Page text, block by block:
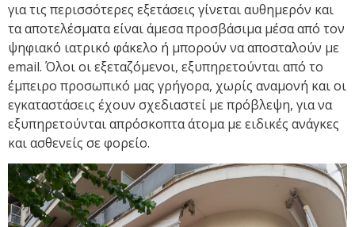
για τις περισσότερες εξετάσεις γίνεται αυθημερόν και
τα αποτελέσματα είναι άμεσα προσβάσιμα μέσα από τον
ψηφιακό ιατρικό φάκελο ή μπορούν να αποσταλούν με
email. Όλοι οι εξεταζόμενοι, εξυπηρετούνται από το
έμπειρο προσωπικό μας γρήγορα, χωρίς αναμονή και οι
εγκαταστάσεις έχουν σχεδιαστεί με πρόβλεψη, για να
εξυπηρετούνται απρόσκοπτα άτομα με ειδικές ανάγκες
και ασθενείς σε φορείο.